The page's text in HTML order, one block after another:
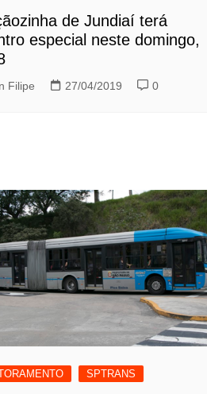
de Jundiaí terá
especial neste domingo,
Filipe 27/04/2019 0
SPTRANS